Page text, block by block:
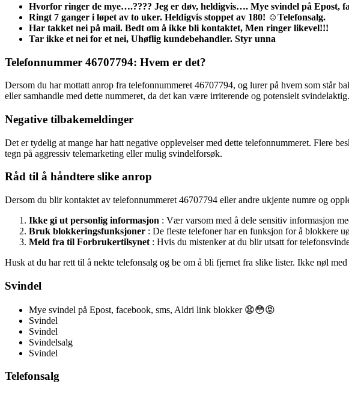
Hvorfor ringer de mye….???? Jeg er døv, heldigvis…. Mye svindel på Epost,
Ringt 7 ganger i løpet av to uker. Heldigvis stoppet av 180! ☺️Telefonsalg.
Har takket nei på mail. Bedt om å ikke bli kontaktet, Men ringer likevel!!!
Tar ikke et nei for et nei, Uhøflig kundebehandler. Styr unna
Telefonnummer 46707794: Hvem er det?
Dersom du har mottatt anrop fra telefonnummeret 46707794, og lurer på hvem som står
eller samhandle med dette nummeret, da det kan være irriterende og potensielt svindelaktig.
Negative tilbakemeldinger
Det er tydelig at mange har hatt negative opplevelser med dette telefonnummeret. Flere
tegn på aggressiv telemarketing eller mulig svindelforsøk.
Råd til å håndtere slike anrop
Dersom du blir kontaktet av telefonnummeret 46707794 eller andre ukjente numre og
Ikke gi ut personlig informasjon : Vær varsom med å dele sensitiv informasjon
Bruk blokkeringsfunksjoner : De fleste telefoner har en funksjon for å blokkere
Meld fra til Forbrukertilsynet : Hvis du mistenker at du blir utsatt for
Husk at du har rett til å nekte telefonsalg og be om å bli fjernet fra slike lister. Ikke nøl
Svindel
Mye svindel på Epost, facebook, sms, Aldri link blokker 😧😳😡
Svindel
Svindel
Svindelsalg
Svindel
Telefonsalg